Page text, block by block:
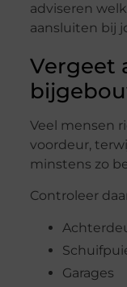
adviseren
aansluiten bij
Vergeet
Veel mensen
voordeur,
minstens zo
Controleer
Garages